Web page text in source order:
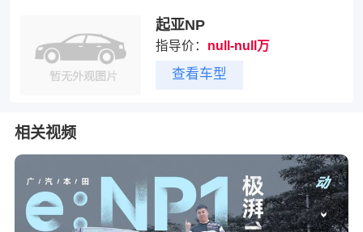
起亚NP
指导价： null-null万
查看车型
相关视频